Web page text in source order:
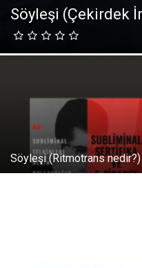
Söyleşi (Çekirdek
Söyleşi (Ritmotrans nedir?)